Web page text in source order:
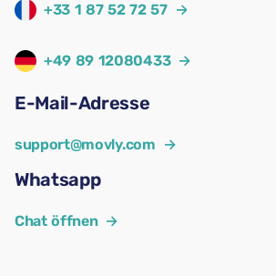
+33 1 87 52 72 57 →
+49 89 12080433 →
E-Mail-Adresse
support@movly.com →
Whatsapp
Chat öffnen →